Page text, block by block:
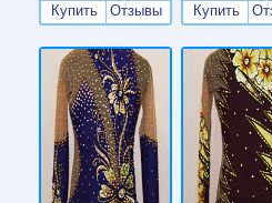
Купить
Отзывы
Купить